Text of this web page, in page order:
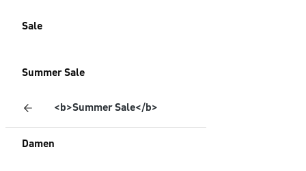
Sale
Summer Sale
<b>Summer Sale</b>
Damen